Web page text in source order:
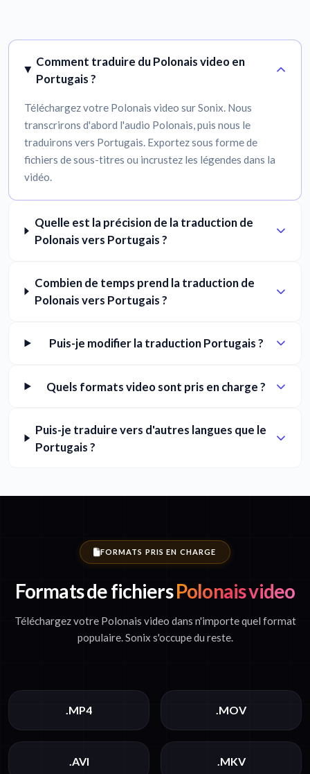
Comment traduire du Polonais video en
Portugais ?
Téléchargez votre Polonais video sur Sonix. Nous
transcrirons d'abord l'audio Polonais, puis nous le
traduirons vers Portugais. Exportez sous forme de
fichiers de sous-titres ou incrustez les légendes dans la
vidéo.
Quelle est la précision de la traduction de
Polonais vers Portugais ?
Combien de temps prend la traduction de
Polonais vers Portugais ?
Puis-je modifier la traduction Portugais ?
Quels formats video sont pris en charge ?
Puis-je traduire vers d'autres langues que le
Portugais ?
FORMATS PRIS EN CHARGE
Formats de fichiersPolonais video
Téléchargez votre Polonais video dans n'importe quel format
populaire. Sonix s'occupe du reste.
.MP4 .MOV
.AVI .MKV